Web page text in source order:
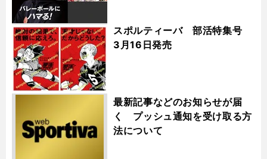
スポルティーバ 部活特集号
3月16日発売
最新記事などのお知らせが届
く プッシュ通知を受け取る方
法について